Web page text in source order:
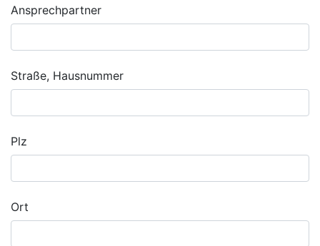
Ansprechpartner
Straße, Hausnummer
Plz
Ort